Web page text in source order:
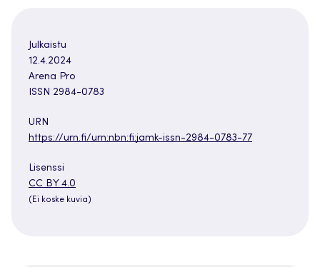
Julkaistu
12.4.2024
Arena Pro
ISSN 2984-0783
URN
https://urn.fi/urn:nbn:fi:jamk-issn-2984-0783-77
Lisenssi
CC BY 4.0
(Ei koske kuvia)